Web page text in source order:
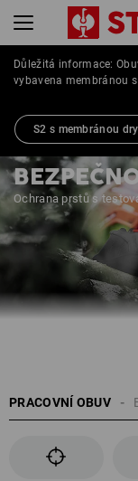
Důležitá informace:
vybavena membránou
S2 s membránou
Ochrana prstů s
EN ISO 20345
uzavřená pata
pohlcování energie
PRACOVNÍ OBUV